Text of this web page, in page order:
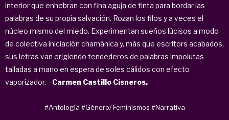
interior que enhebran con fina aguja de tinta para bordar las
palabras de su propia salvación. Rozan los filos y a veces el
núcleo mismo del miedo. Experimentan sueños lúcisos a modo
de colectiva iniciación chamánica y, más que escritors acabados,
sus letras van erigiendo tendederos de palabras impolutas
talladas a mano en espera de soles cálidos con efecto
vaporizador.—Carmen Castillo Cisneros.
#Antología #Género/ Feminismos #Narrativa